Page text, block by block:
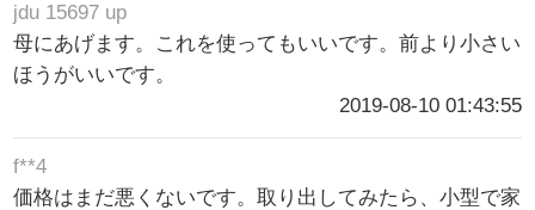
jdu 15697 up
母にあげます。これを使ってもいいです。前より小さい
ほうがいいです。
2019-08-10 01:43:55
f**4
価格はまだ悪くないです。取り出してみたら、小型で家